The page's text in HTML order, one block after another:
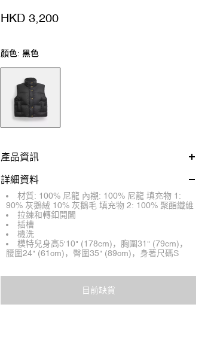
HKD 3,200
顏色: 黑色
產品資訊
詳細資料
材質: 100% 尼龍 內襯: 100% 尼龍 填充物 1:
90% 灰鵝絨 10% 灰鵝毛 填充物 2: 100% 聚酯纖維
拉鍊和轉釦開闔
插槽
機洗
模特兒身高5'10" (178cm)，胸圍31" (79cm)，
腰圍24" (61cm)，臀圍35" (89cm)，身著尺碼S
目前缺貨